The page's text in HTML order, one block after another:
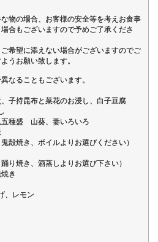
物の場合、お客様の安全等を考えお食事
合もございますので予めご了承くださ
希望に添えない場合がございますのでご
うお願い致します。
なることもございます。
昆布と菜花のお浸し、白子豆腐
盛 山葵、妻いろいろ
イルよりお選びください）
蒸しよりお選び下さい）
き
レモン